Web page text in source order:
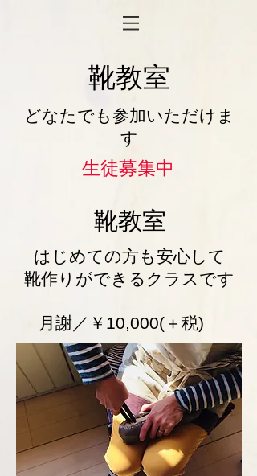
​靴教室
​どなたでも参加いただけま
す
生徒募集中
​靴教室
​はじめての方も安心して
靴作りができるクラスです
​月謝／￥10,000(＋税)